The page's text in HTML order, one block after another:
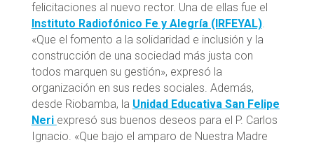
felicitaciones al nuevo rector. Una de ellas fue el
Instituto Radiofónico Fe y Alegría (IRFEYAL).
«Que el fomento a la solidaridad e inclusión y la
construcción de una sociedad más justa con
todos marquen su gestión», expresó la
organización en sus redes sociales. Además,
desde Riobamba, la Unidad Educativa San Felipe
Neri expresó sus buenos deseos para el P. Carlos
Ignacio. «Que bajo el amparo de Nuestra Madre